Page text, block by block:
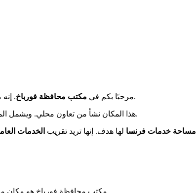
مرحبًا بكم في مكتب محافظة فورباخ. .
هذا المكان نشأ من تعاون محلي. ويشمل.
مساحة خدمات فرنسا لها هدف. إنها تريد تقريب الخدمات
مكتب محافظة فورباخ هو مكان مهم. يساعد في تقريب المواطنين من الخدمات العامة. وبالتالي، يجد الناس المساعدة بسهولة أكبر في أوراقهم.